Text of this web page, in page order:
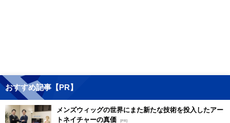
おすすめ記事【PR】
メンズウィッグの世界にまた新たな技術を投入したアー
トネイチャーの真価 [PR]